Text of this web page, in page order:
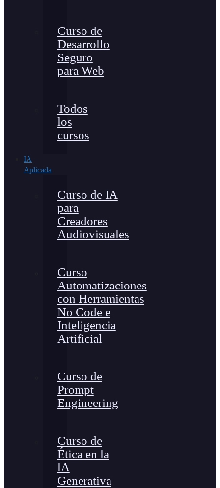
Curso de
Desarrollo
Seguro
para Web
Todos
los
cursos
IA
Aplicada
Curso de IA
para
Creadores
Audiovisuales
Curso
Automatizaciones
con Herramientas
No Code e
Inteligencia
Artificial
Curso de
Prompt
Engineering
Curso de
Ética en la
lA
Generativa